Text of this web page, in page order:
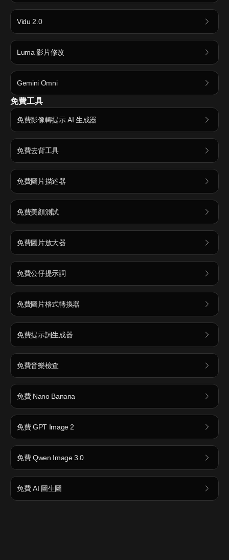
Vidu 2.0
Luma 影片修改
Gemini Omni
免費工具
免費影像轉提示 AI 生成器
免費去背工具
免費圖片描述器
免費美顏測試
免費圖片放大器
免費公仔提示詞
免費圖片格式轉換器
免費提示詞生成器
免費音樂檢查
免費 Nano Banana
免費 GPT Image 2
免費 Qwen Image 3.0
免費 AI 圖生圖